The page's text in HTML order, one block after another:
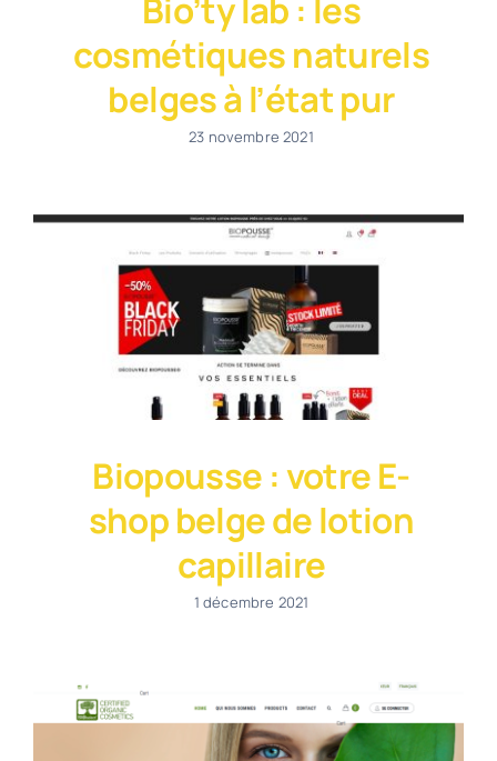
Bio’ty lab : les
cosmétiques naturels
belges à l’état pur
23 novembre 2021
Biopousse : votre E-
shop belge de lotion
capillaire
1 décembre 2021